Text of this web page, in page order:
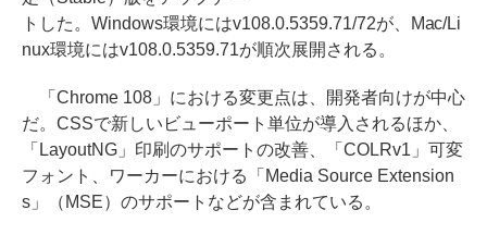
トした。Windows環境にはv108.0.5359.71/72が、Mac/Li
nux環境にはv108.0.5359.71が順次展開される。
「Chrome 108」における変更点は、開発者向けが中心
だ。CSSで新しいビューポート単位が導入されるほか、
「LayoutNG」印刷のサポートの改善、「COLRv1」可変
フォント、ワーカーにおける「Media Source Extension
s」（MSE）のサポートなどが含まれている。